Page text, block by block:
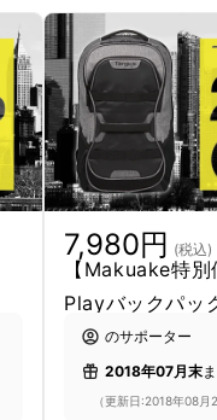
Backpack」ビ
ートするNew
で独占
7,980円 (税込)
【Makuake特
Playバックパッ
のサポーター
2018年07月末
（更新日:2018年08月